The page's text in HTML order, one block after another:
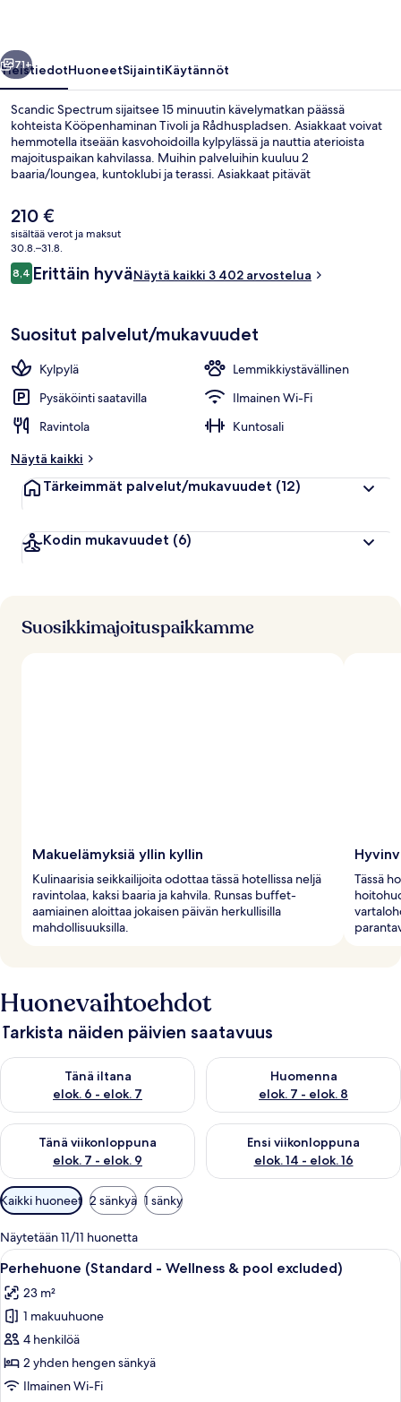
Seuraava
71+
YleistiedotHuoneetSijaintiKäytännöt
Scandic Spectrum sijaitsee 15 minuutin kävelymatkan päässä
kohteista Kööpenhaminan Tivoli ja Rådhuspladsen. Asiakkaat voivat
hemmotella itseään kasvohoidoilla kylpylässä ja nauttia aterioista
majoituspaikan kahvilassa. Muihin palveluihin kuuluu 2
baaria/loungea, kuntoklubi ja terassi. Asiakkaat pitävät
vuoksi ja siksi, että se sijaitsee lähellä julkisen liikenteen yhteyksiä:
Rådhuspladsenin asema sijaitsee 14 minuutin ja Vesterportin asema
15 minuutin kävelymatkan päässä.
Nykyinen
hinta
on
210 €
210 €
sisältää verot ja maksut
30.8.–31.8.
Arvostelut
8,48,4 kautta 10.
Erittäin hyväNäytä kaikki 3 402 arvostelua
Suositut palvelut/mukavuudet
Kylpylä
Lemmikkiystävällinen
Pysäköinti saatavilla
Ilmainen Wi-Fi
Ravintola
Kuntosali
Näytä kaikki
Tärkeimmät palvelut/mukavuudet (12)
Kodin mukavuudet (6)
Suosikkimajoituspaikkamme
Makuelämyksiä yllin kyllin
Kulinaarisia seikkailijoita odottaa tässä hotellissa neljä
ravintolaa, kaksi baaria ja kahvila. Runsas buffet-
aamiainen aloittaa jokaisen päivän herkullisilla
mahdollisuuksilla.
Tässä
Huonevaihtoehdot
Tarkista näiden päivien saatavuus
Tänä iltana
elok. 6 - elok. 7
Tarkista tämän illan saatavuus elok. 6 - elok. 7
Huomenna
elok. 7 - elok. 8
Tarkista huomisen saatavuus
Tänä viikonloppuna
elok. 7 - elok. 9
Tarkista tämän viikonlopun saatavuus elok. 7 - elok. 9
Ensi viikonloppuna
elok. 14 - elok. 16
Tarkista ensi viikonlopun
Huoneille
saatavilla
olevia
suodattimia
Kaikki huoneet 2 sänkyä 1 sänky
Näytetään 11/11 huonetta
Avaa
kaikki
huonetyypin
Perhehuone
(Standard
-
Wellness
Hotellihuone, jossa on kaksi sänkyä,
6
Perhehuone (Standard - Wellness & pool excluded)
23 m²
1 makuuhuone
4 henkilöä
2 yhden hengen sänkyä
Ilmainen Wi-Fi